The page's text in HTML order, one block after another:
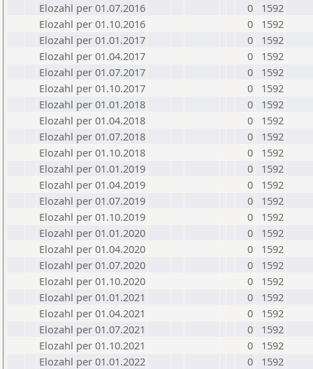
Elozahl per 01.07.2016
0
1592
Elozahl per 01.10.2016
0
1592
Elozahl per 01.01.2017
0
1592
Elozahl per 01.04.2017
0
1592
Elozahl per 01.07.2017
0
1592
Elozahl per 01.10.2017
0
1592
Elozahl per 01.01.2018
0
1592
Elozahl per 01.04.2018
0
1592
Elozahl per 01.07.2018
0
1592
Elozahl per 01.10.2018
0
1592
Elozahl per 01.01.2019
0
1592
Elozahl per 01.04.2019
0
1592
Elozahl per 01.07.2019
0
1592
Elozahl per 01.10.2019
0
1592
Elozahl per 01.01.2020
0
1592
Elozahl per 01.04.2020
0
1592
Elozahl per 01.07.2020
0
1592
Elozahl per 01.10.2020
0
1592
Elozahl per 01.01.2021
0
1592
Elozahl per 01.04.2021
0
1592
Elozahl per 01.07.2021
0
1592
Elozahl per 01.10.2021
0
1592
Elozahl per 01.01.2022
0
1592